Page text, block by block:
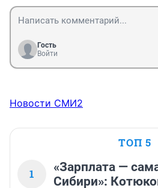
Гость
Войти
Новости СМИ2
ТОП 5
1
«Зарплата —
Сибири»: